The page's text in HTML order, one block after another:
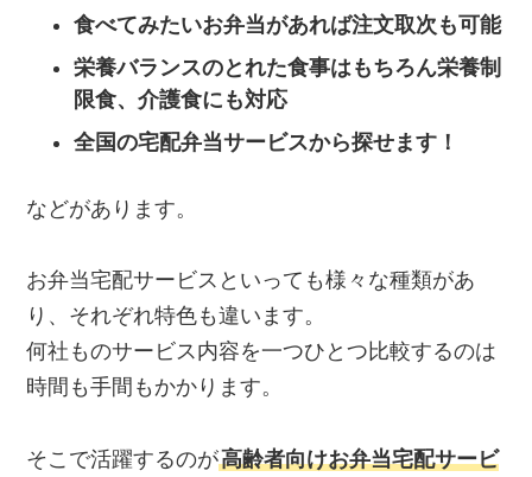
食べてみたいお弁当があれば注文取次も可能
栄養バランスのとれた食事はもちろん栄養制
限食、介護食にも対応
全国の宅配弁当サービスから探せます！
などがあります。
お弁当宅配サービスといっても様々な種類があ
り、それぞれ特色も違います。
何社ものサービス内容を一つひとつ比較するのは
時間も手間もかかります。
そこで活躍するのが高齢者向けお弁当宅配サービ